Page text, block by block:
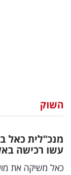
וצרכנות
דיגיטל
וטק
השוק
מנכ"לית כאל
עשו רכישה